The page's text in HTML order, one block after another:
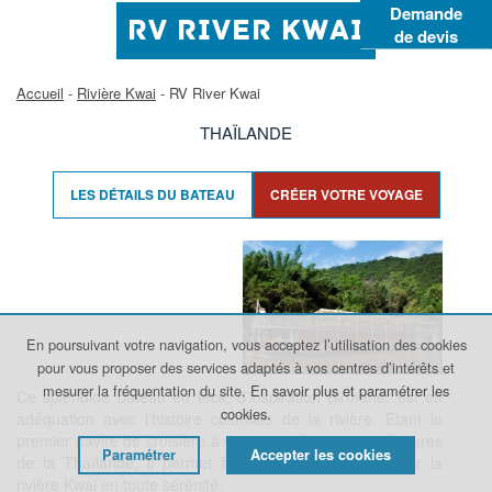
RV RIVER KWAI
Accueil - Rivière Kwai - RV River Kwai
THAÏLANDE
LES DÉTAILS DU BATEAU CRÉER VOTRE VOYAGE
Ce splendide bateau en teck, d’inspiration Birmane, est en
adéquation avec l’histoire coloniale de la rivière. Étant le
premier navire de croisière à voguer sur les eaux intérieures
de la Thaïlande, il permet à ses passagers d’explorer la
Demande
de devis
En poursuivant votre navigation, vous acceptez l’utilisation des cookies
pour vous proposer des services adaptés à vos centres d’intérêts et
mesurer la fréquentation du site. En savoir plus et paramétrer les
cookies.
Paramétrer Accepter les cookies